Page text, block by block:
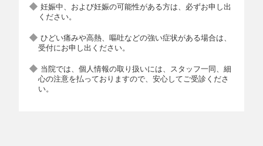
妊娠中、および妊娠の可能性がある方は、必ずお申し出
ください。
ひどい痛みや高熱、嘔吐などの強い症状がある場合は、
受付にお申し出ください。
当院では、個人情報の取り扱いには、スタッフ一同、細
心の注意を払っておりますので、安心してご受診くださ
い。